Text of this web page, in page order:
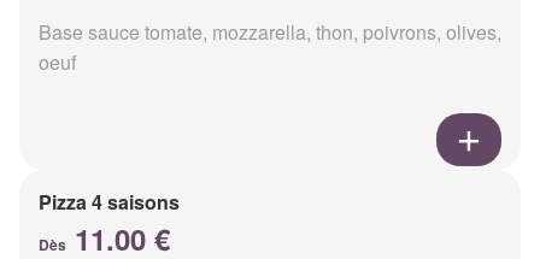
Base sauce tomate, mozzarella, thon, poivrons, olives,
oeuf
Pizza 4 saisons
Dès 11.00 €